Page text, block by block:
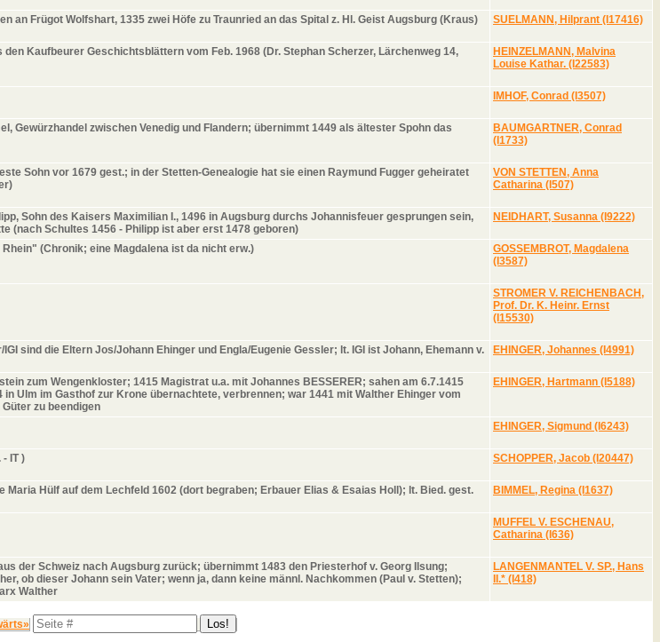
an Frügot Wolfshart, 1335 zwei Höfe zu Traunried an das Spital z. Hl. Geist Augsburg (Kraus) SUELMANN, Hilprant (I17416)
Kaufbeurer Geschichtsblättern vom Feb. 1968 (Dr. Stephan Scherzer, Lärchenweg 14,
HEINZELMANN, Malvina
Louise Kathar. (I22583)
IMHOF, Conrad (I3507)
Gewürzhandel zwischen Venedig und Flandern; übernimmt 1449 als ältester Spohn das
BAUMGARTNER, Conrad
(I1733)
Sohn vor 1679 gest.; in der Stetten-Genealogie hat sie einen Raymund Fugger geheiratet
VON STETTEN, Anna
Catharina (I507)
Sohn des Kaisers Maximilian I., 1496 in Augsburg durchs Johannisfeuer gesprungen sein,
(nach Schultes 1456 - Philipp ist aber erst 1478 geboren)
NEIDHART, Susanna (I9222)
(Chronik; eine Magdalena ist da nicht erw.)
GOSSEMBROT, Magdalena
(I3587)
STROMER V. REICHENBACH,
Prof. Dr. K. Heinr. Ernst
(I15530)
sind die Eltern Jos/Johann Ehinger und Engla/Eugenie Gessler; lt. IGI ist Johann, Ehemann v.
EHINGER, Johannes (I4991)
zum Wengenkloster; 1415 Magistrat u.a. mit Johannes BESSERER; sahen am 6.7.1415
Ulm im Gasthof zur Krone übernachtete, verbrennen; war 1441 mit Walther Ehinger vom
zu beendigen
EHINGER, Hartmann (I5188)
EHINGER, Sigmund (I6243)
- IT) SCHOPPER, Jacob (I20447)
Hülf auf dem Lechfeld 1602 (dort begraben; Erbauer Elias & Esaias Holl); lt. Bied. gest.
BIMMEL, Regina (I1637)
MUFFEL V. ESCHENAU,
Catharina (I636)
der Schweiz nach Augsburg zurück; übernimmt 1483 den Priesterhof v. Georg Ilsung;
ob dieser Johann sein Vater; wenn ja, dann keine männl. Nachkommen (Paul v. Stetten);
Walther
LANGENMANTEL V. SP., Hans
II.* (I418)